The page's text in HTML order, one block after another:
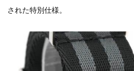
された特別仕様。